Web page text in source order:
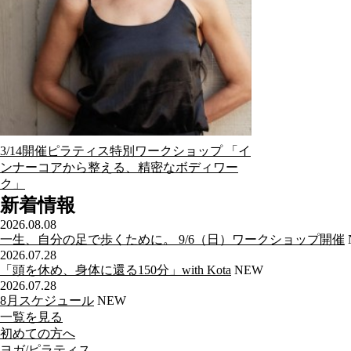
3/14開催ピラティス特別ワークショップ 「イ
ンナーコアから整える、精密なボディワー
ク」
新着情報
2026.08.08
一生、自分の足で歩くために。 9/6（日）ワークショップ開催
2026.07.28
「頭を休め、身体に還る150分」with Kota NEW
2026.07.28
8月スケジュール NEW
一覧を見る
初めての方へ